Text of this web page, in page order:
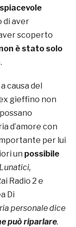
spiacevole
di aver
scoperto
è stato solo
causa del
gieffino non
d’amore con
per lui
un possibile
Radio 2 e
Di
personale dice
può riparlare.